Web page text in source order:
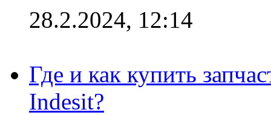
28.2.2024, 12:14
Где и как купить
Indesit?